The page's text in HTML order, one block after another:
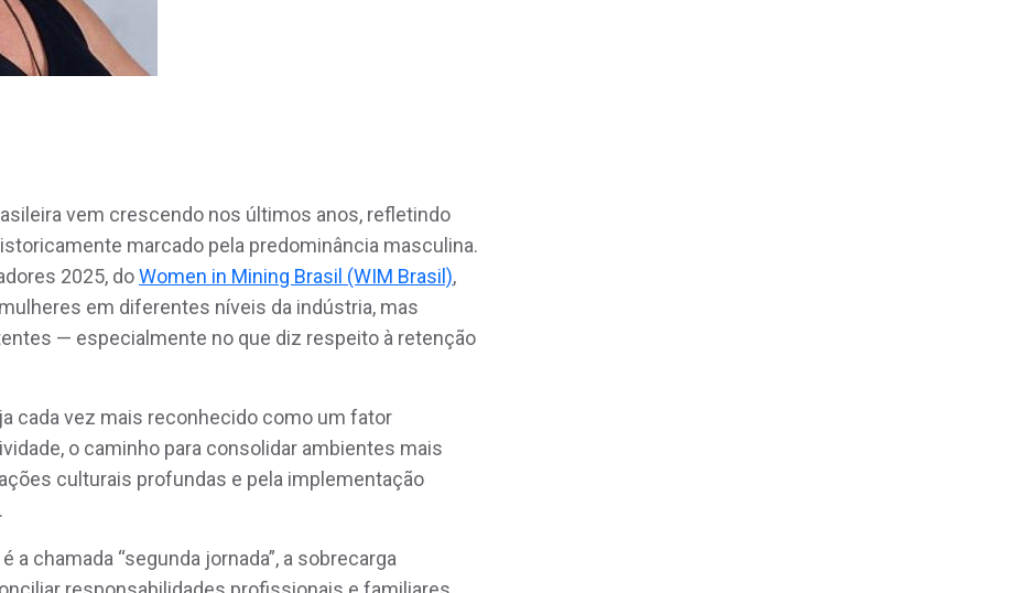
vem crescendo nos últimos anos, refletindo
marcado pela predominância masculina.
2025, doWomen in Mining Brasil (WIM Brasil),
em diferentes níveis da indústria, mas
— especialmente no que diz respeito à retenção
cada vez mais reconhecido como um fator
o caminho para consolidar ambientes mais
culturais profundas e pela implementação
chamada “segunda jornada”, a sobrecarga